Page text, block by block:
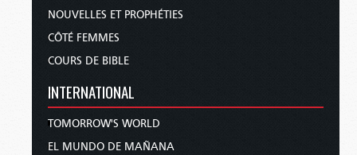
NOUVELLES ET PROPHÉTIES
CÔTÉ FEMMES
COURS DE BIBLE
INTERNATIONAL
TOMORROW'S WORLD
EL MUNDO DE MAÑANA